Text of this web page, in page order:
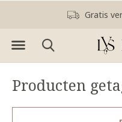
Gratis
Producten